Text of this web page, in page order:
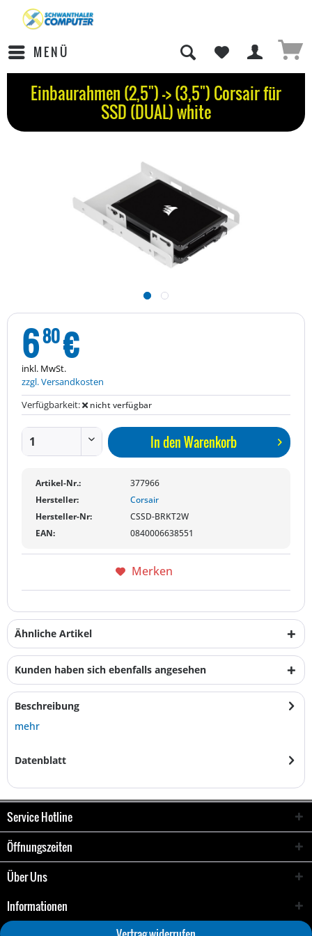
MENÜ
Einbaurahmen (2,5") -> (3,5") Corsair für
SSD (DUAL) white
680€
inkl. MwSt.
zzgl. Versandkosten
Verfügbarkeit:
nicht verfügbar
In denWarenkorb
Artikel-Nr.:
377966
Hersteller:
Corsair
Hersteller-Nr:
CSSD-BRKT2W
EAN:
0840006638551
Merken
Ähnliche Artikel
Kunden haben sich ebenfalls angesehen
Beschreibung
mehr
Datenblatt
Service Hotline
Öffnungszeiten
Über Uns
Informationen